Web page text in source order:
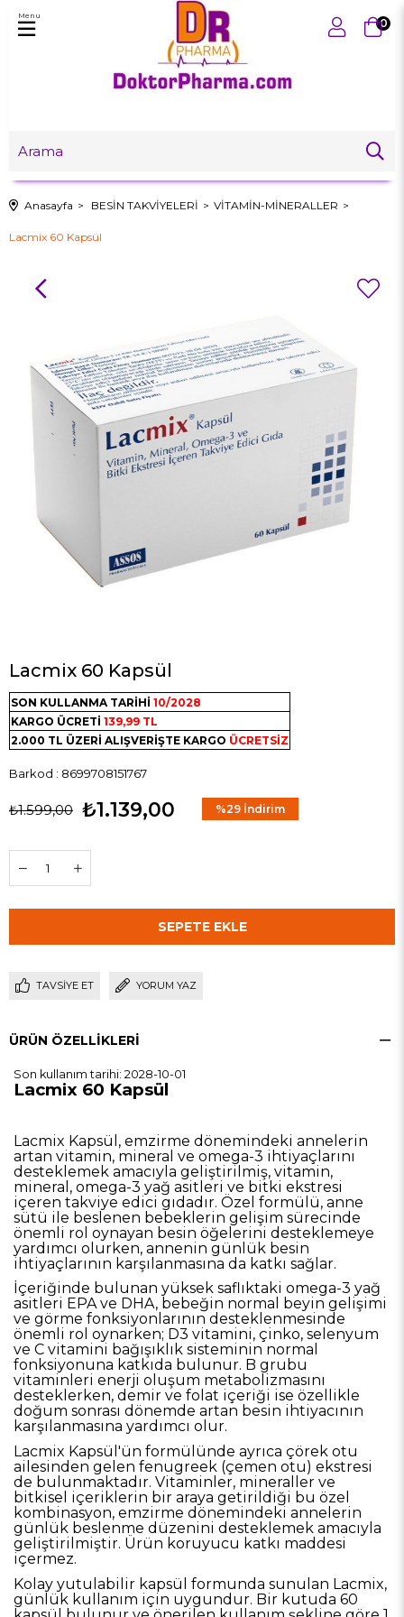
0
Menu
Anasayfa BESİN TAKVİYELERİ VİTAMİN-MİNERALLER
Lacmix 60 Kapsül
Lacmix 60 Kapsül
SON KULLANMA TARİHİ 10/2028
KARGO ÜCRETİ 139,99 TL
2.000 TL ÜZERİ ALIŞVERİŞTE KARGO ÜCRETSİZ
Barkod : 8699708151767
₺1.599,00 ₺1.139,00 %29 İndirim
TAVSIYE ET YORUM YAZ
ÜRÜN ÖZELLIKLERI
Son kullanım tarihi: 2028-10-01
Lacmix 60 Kapsül
Lacmix Kapsül, emzirme dönemindeki annelerin
artan vitamin, mineral ve omega-3 ihtiyaçlarını
desteklemek amacıyla geliştirilmiş, vitamin,
mineral, omega-3 yağ asitleri ve bitki ekstresi
içeren takviye edici gıdadır. Özel formülü, anne
sütü ile beslenen bebeklerin gelişim sürecinde
önemli rol oynayan besin öğelerini desteklemeye
yardımcı olurken, annenin günlük besin
ihtiyaçlarının karşılanmasına da katkı sağlar.
İçeriğinde bulunan yüksek saflıktaki omega-3 yağ
asitleri EPA ve DHA, bebeğin normal beyin gelişimi
ve görme fonksiyonlarının desteklenmesinde
önemli rol oynarken; D3 vitamini, çinko, selenyum
ve C vitamini bağışıklık sisteminin normal
fonksiyonuna katkıda bulunur. B grubu
vitaminleri enerji oluşum metabolizmasını
desteklerken, demir ve folat içeriği ise özellikle
doğum sonrası dönemde artan besin ihtiyacının
karşılanmasına yardımcı olur.
Lacmix Kapsül'ün formülünde ayrıca çörek otu
ailesinden gelen fenugreek (çemen otu) ekstresi
de bulunmaktadır. Vitaminler, mineraller ve
bitkisel içeriklerin bir araya getirildiği bu özel
kombinasyon, emzirme dönemindeki annelerin
günlük beslenme düzenini desteklemek amacıyla
geliştirilmiştir. Ürün koruyucu katkı maddesi
içermez.
Kolay yutulabilir kapsül formunda sunulan Lacmix,
günlük kullanım için uygundur. Bir kutuda 60